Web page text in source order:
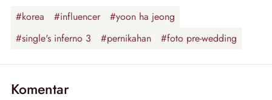
#korea #influencer
#yoon ha jeong
#single's inferno 3
#pernikahan #foto pre-wedding
Komentar